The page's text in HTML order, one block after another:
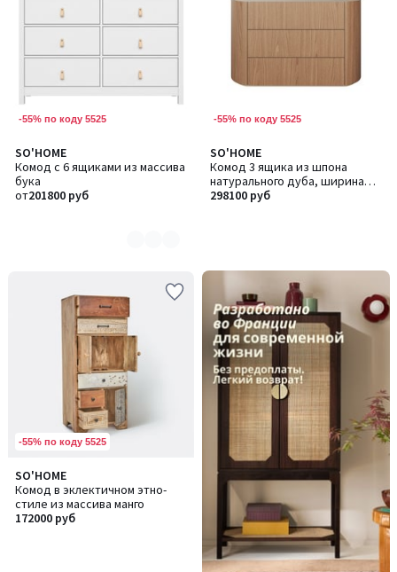
-55% по коду 5525
SO'HOME
Комод с 6 ящиками из массива
бука
от201800 руб
Количество
цветов:
2
-55% по коду 5525
SO'HOME
Комод 3 ящика из шпона
натурального дуба, ширина
120 см
298100 руб
-55% по коду 5525
SO'HOME
Комод в эклектичном этно-
стиле из массива манго
172000 руб